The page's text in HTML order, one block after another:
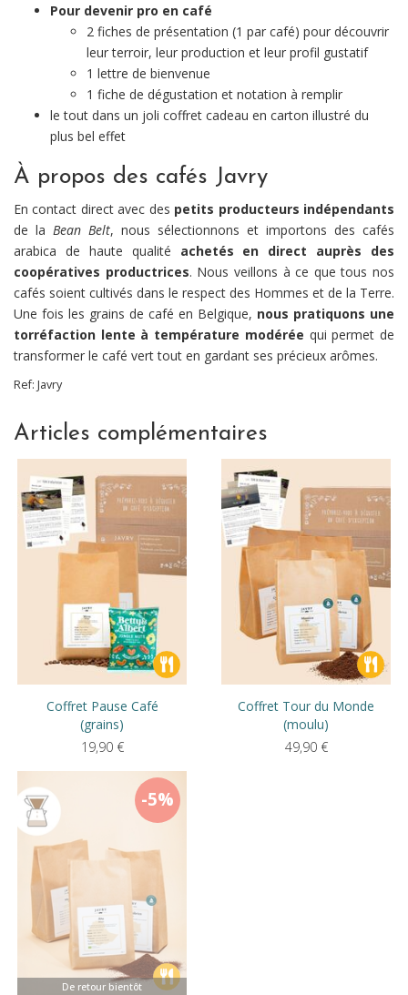
Pour devenir pro en café
2 fiches de présentation (1 par café) pour découvrir
leur terroir, leur production et leur profil gustatif
1 lettre de bienvenue
1 fiche de dégustation et notation à remplir
le tout dans un joli coffret cadeau en carton illustré du
plus bel effet
À propos des cafés Javry
En contact direct avec des petits producteurs indépendants
de la Bean Belt, nous sélectionnons et importons des cafés
arabica de haute qualité achetés en direct auprès des
coopératives productrices. Nous veillons à ce que tous nos
cafés soient cultivés dans le respect des Hommes et de la Terre.
Une fois les grains de café en Belgique, nous pratiquons une
torréfaction lente à température modérée qui permet de
transformer le café vert tout en gardant ses précieux arômes.
Ref: Javry
Articles complémentaires
Coffret Pause Café
(grains)
19,90 €
Coffret Tour du Monde
(moulu)
49,90 €
-5%
De retour bientôt